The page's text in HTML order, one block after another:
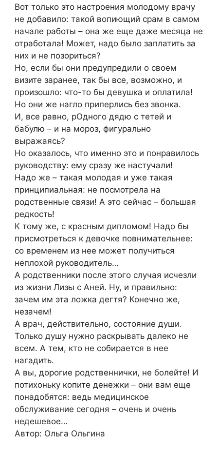
Вот только это настроения молодому врачу
не добавило: такой вопиющий срам в самом
начале работы – она же еще даже месяца не
отработала! Может, надо было заплатить за
них и не позориться?
Но, если бы они предупредили о своем
визите заранее, так бы все, возможно, и
произошло: что-то бы девушка и оплатила!
Но они же нагло приперлись без звонка.
И, все равно, рОдного дядю с тетей и
бабулю – и на мороз, фигурально
выражаясь?
Но оказалось, что именно это и понравилось
руководству: ему сразу же настучали!
Надо же – такая молодая и уже такая
принципиальная: не посмотрела на
родственные связи! А это сейчас – большая
редкость!
К тому же, с красным дипломом! Надо бы
присмотреться к девочке повнимательнее:
со временем из нее может получиться
неплохой руководитель…
А родственники после этого случая исчезли
из жизни Лизы с Аней. Ну, и правильно:
зачем им эта ложка дегтя? Конечно же,
незачем!
А врач, действительно, состояние души.
Только душу нужно раскрывать далеко не
всем. А тем, кто не собирается в нее
нагадить.
А вы, дорогие родственнички, не болейте! И
потихоньку копите денежки – они вам еще
понадобятся: ведь медицинское
обслуживание сегодня – очень и очень
недешевое…
Автор: Ольга Ольгина